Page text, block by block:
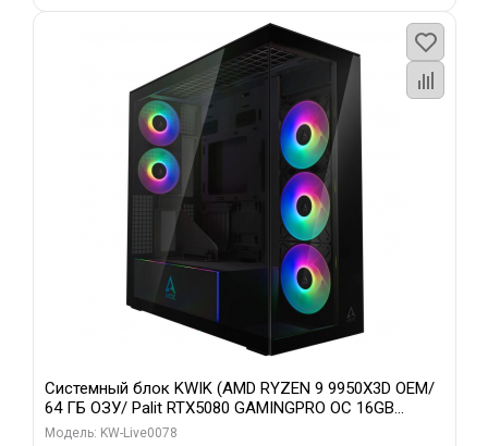
Системный блок KWIK (AMD RYZEN 9 9950X3D OEM/
64 ГБ ОЗУ/ Palit RTX5080 GAMINGPRO OC 16GB
GDDR7 256bit 3xDP HD/ 1 ТБ SSD)
Модель: KW-Live0078